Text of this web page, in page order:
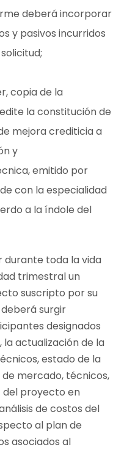
deberá incorporar
y pasivos incurridos
copia de la
la constitución de
mejora crediticia a
y
emitido por
con la especialidad
a la índole del
durante toda la vida
trimestral un
suscripto por su
surgir
designados
actualización de la
estado de la
mercado, técnicos,
del proyecto en
de costos del
al plan de
asociados al